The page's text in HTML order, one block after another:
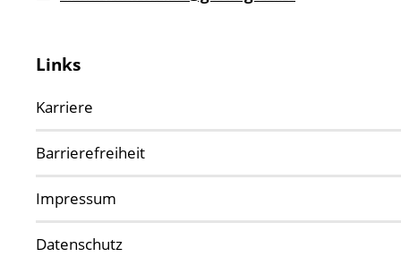
Links
Karriere
Barrierefreiheit
Impressum
Datenschutz